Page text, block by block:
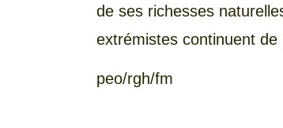
de ses richesses
extrémistes continuent
peo/rgh/fm